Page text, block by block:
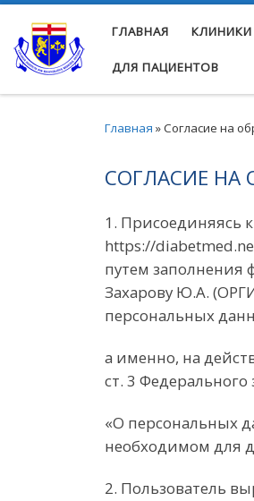
Перейти к содержимому
ГЛАВНАЯ КЛИНИКИ
ДЛЯ ПАЦИЕНТОВ
Главная »Согласие на
СОГЛАСИЕ НА
1. Присоединяясь
https://
путем заполнения
Захарову Ю.А.
персональных
а именно, на
ст. 3
«О персональных
необходимом для
2. Пользователь